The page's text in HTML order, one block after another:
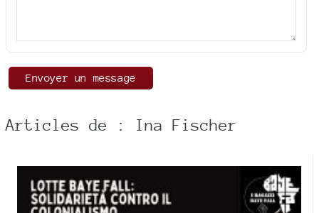
Articles de : Ina Fischer